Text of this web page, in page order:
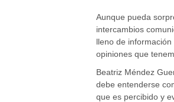
Aunque pueda
intercambios
lleno de
opiniones que
Beatriz Méndez
debe entenderse
que es percibido y